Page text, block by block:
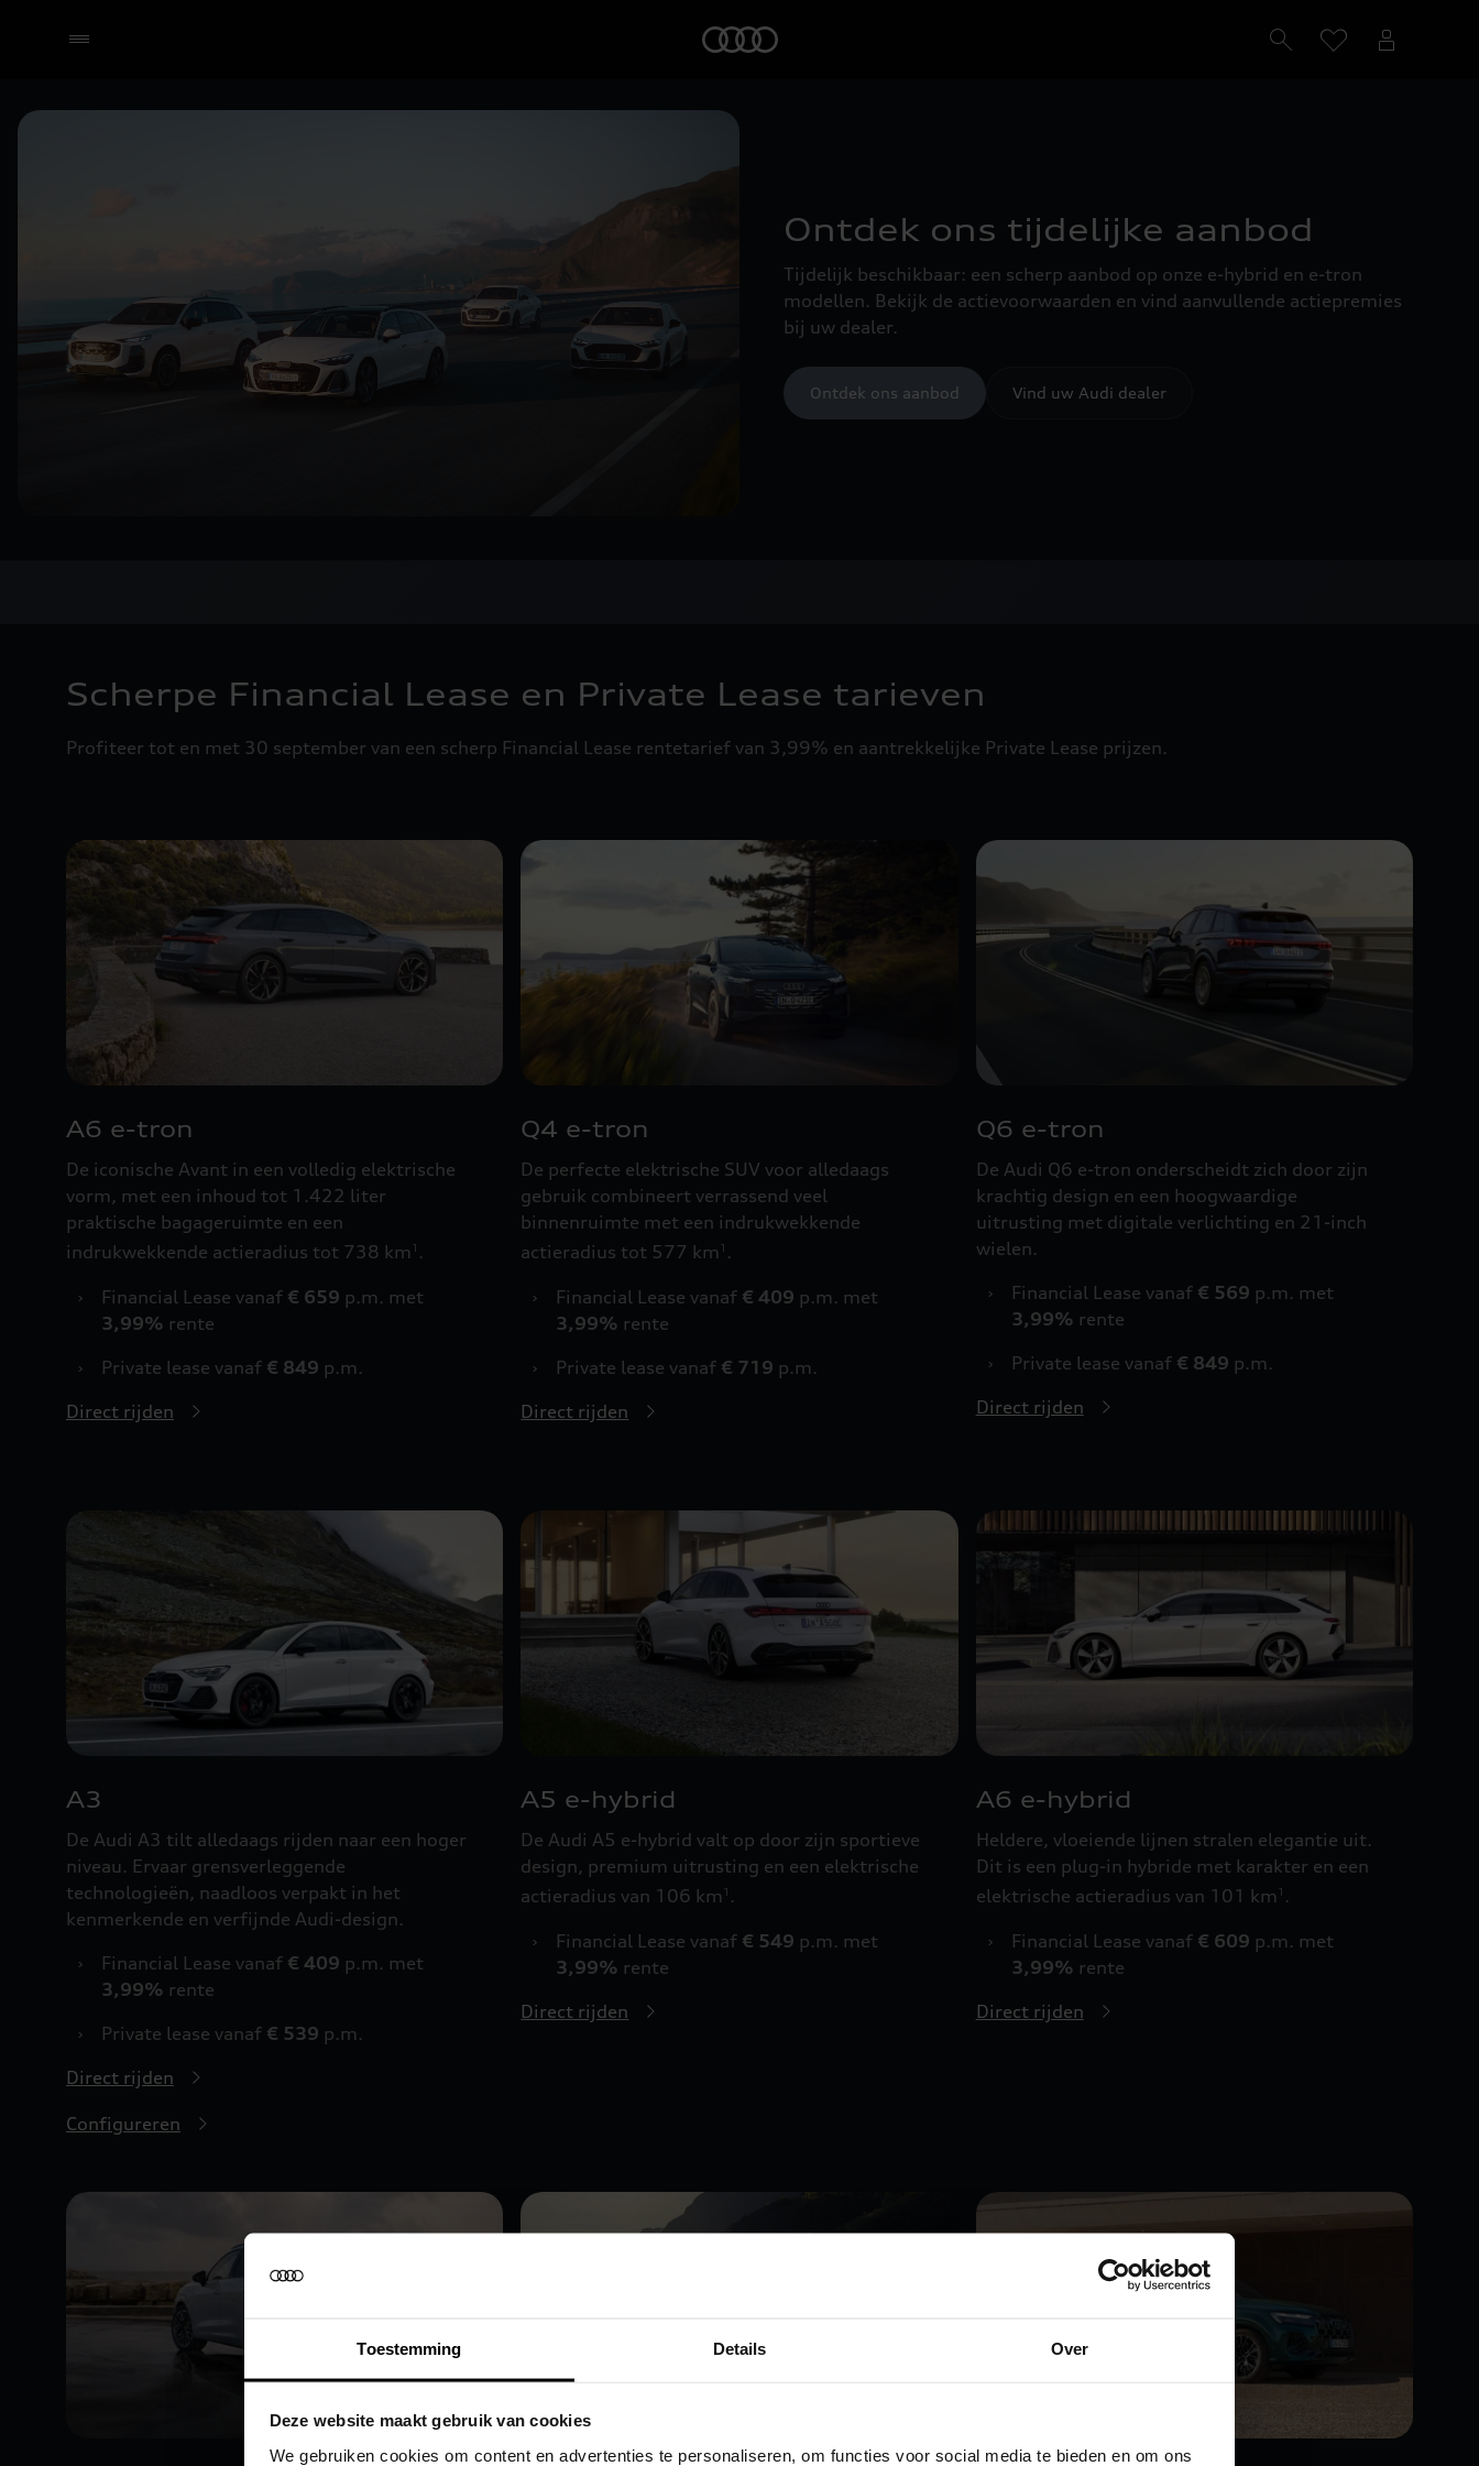
Toestemming Details Over
Deze website maakt gebruik van cookies
We gebruiken cookies om content en advertenties te personaliseren, om functies voor social media te bieden en om ons
Ontdek ons tijdelijke aanbod
Tijdelijk beschikbaar: een scherp aanbod op onze e-hybrid en e-tron
modellen. Bekijk de actievoorwaarden en vind aanvullende actiepremies
bij uw dealer.
Ontdek ons aanbod Vind uw Audi dealer
Scherpe Financial Lease en Private Lease tarieven
Profiteer tot en met 30 september van een scherp Financial Lease rentetarief van 3,99% en aantrekkelijke Private Lease prijzen.
A6 e-tron
De iconische Avant in een volledig elektrische
vorm, met een inhoud tot 1.422 liter
praktische bagageruimte en een
indrukwekkende actieradius tot 738 km 1 .
›
Financial Lease vanaf € 659 p.m. met
3,99% rente
›
Private lease vanaf € 849 p.m.
Direct rijden
Q4 e-tron
De perfecte elektrische SUV voor alledaags
gebruik combineert verrassend veel
binnenruimte met een indrukwekkende
actieradius tot 577 km 1 .
›
Financial Lease vanaf € 409 p.m. met
3,99% rente
›
Private lease vanaf € 719 p.m.
Direct rijden
Q6 e-tron
De Audi Q6 e-tron onderscheidt zich door zijn
krachtig design en een hoogwaardige
uitrusting met digitale verlichting en 21-inch
wielen.
›
Financial Lease vanaf € 569 p.m. met
3,99% rente
›
Private lease vanaf € 849 p.m.
Direct rijden
A3
De Audi A3 tilt alledaags rijden naar een hoger
niveau. Ervaar grensverleggende
technologieën, naadloos verpakt in het
kenmerkende en verfijnde Audi-design.
›
Financial Lease vanaf € 409 p.m. met
3,99% rente
›
Private lease vanaf € 539 p.m.
Direct rijden
Configureren
A5 e-hybrid
De Audi A5 e-hybrid valt op door zijn sportieve
design, premium uitrusting en een elektrische
actieradius van 106 km 1 .
›
Financial Lease vanaf € 549 p.m. met
3,99% rente
Direct rijden
A6 e-hybrid
Heldere, vloeiende lijnen stralen elegantie uit.
Dit is een plug-in hybride met karakter en een
elektrische actieradius van 101 km 1 .
›
Financial Lease vanaf € 609 p.m. met
3,99% rente
Direct rijden